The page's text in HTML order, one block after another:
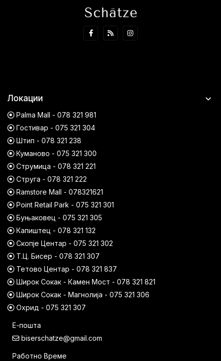
Локации
Palma Mall - 078 321 981
Гостивар - 075 321 304
Штип - 078 321 238
Куманово - 075 321 300
Струмица - 078 321 221
Струга - 078 321 222
Ramstore Mall - 078321621
Point Retail Park - 075 321 301
Буњаковец - 075 321 305
Капиштец - 078 321 132
Скопје Центар - 075 321 302
Т.Ц. Бисер - 078 321 307
Тетово Центар - 078 321 837
Широк Сокак - Камен Мост - 078 321 821
Широк Сокак - Магнолија - 075 321 306
Охрид - 075 321 307
Е-пошта
biserschatze@gmail.com
Работно Време